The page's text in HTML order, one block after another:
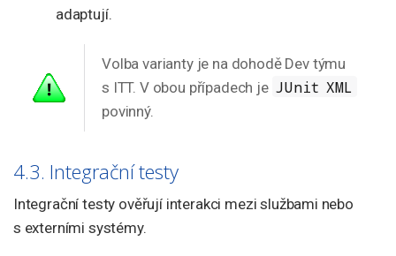
adaptují.
Volba varianty je na dohodě Dev týmu
s ITT. V obou případech je JUnit XML
povinný.
4.3. Integrační testy
Integrační testy ověřují interakci mezi službami nebo
s externími systémy.